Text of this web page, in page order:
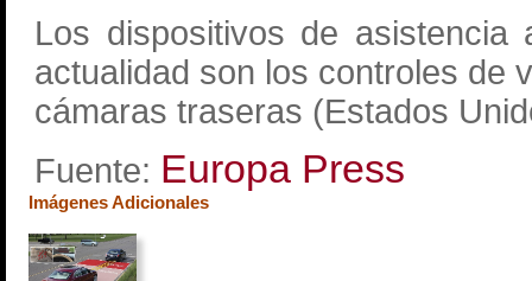
Los dispositivos de
actualidad son los controles de
cámaras traseras (Estados
Fuente: Europa Press
Imágenes Adicionales